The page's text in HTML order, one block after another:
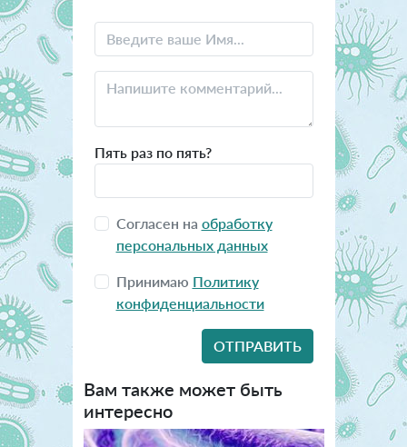
Пять раз по пять?
Согласен на обработку
персональных данных
Принимаю Политику
конфиденциальности
Вам также может быть
интересно